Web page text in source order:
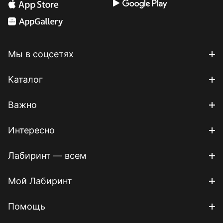
Мы в соцсетях
Каталог
Важно
Интересно
Лабиринт — всем
Мой Лабиринт
Помощь